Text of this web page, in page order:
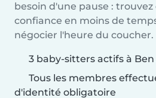
besoin d'une pause :
confiance en moins de
négocier l'heure du coucher.
3 baby-sitters actifs à
Tous les membres
d'identité obligatoire